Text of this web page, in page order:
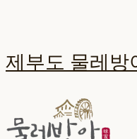
제부도 물레